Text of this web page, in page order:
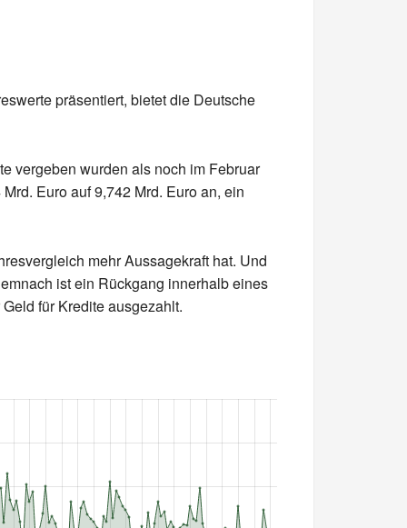
präsentiert, bietet die Deutsche
vergeben wurden als noch im Februar
Euro auf 9,742 Mrd. Euro an, ein
mehr Aussagekraft hat. Und
ist ein Rückgang innerhalb eines
für Kredite ausgezahlt.